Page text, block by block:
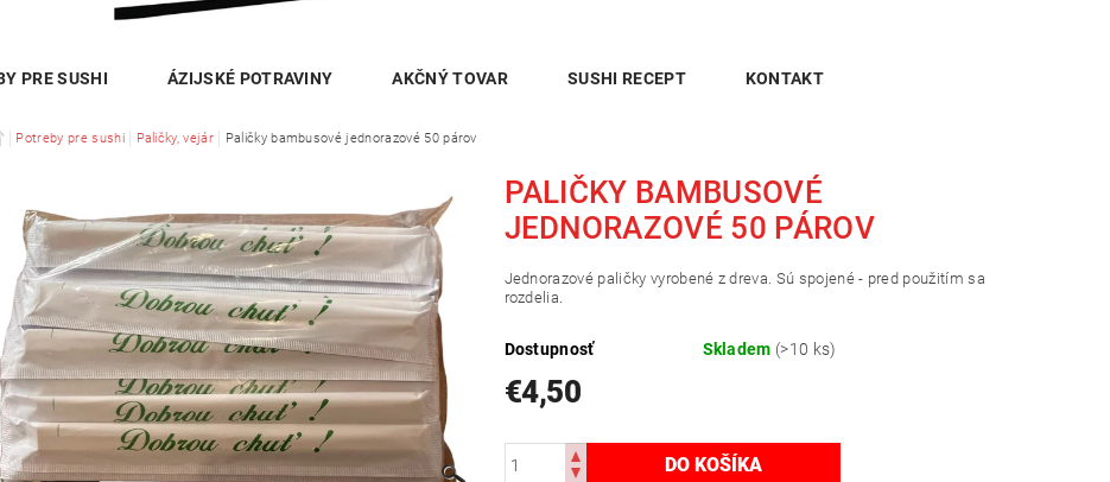
PRE SUSHI ÁZIJSKÉ POTRAVINY AKČNÝ TOVAR SUSHI RECEPT KONTAKT
Potreby pre sushi Paličky, vejár Paličky bambusové jednorazové 50 párov
PALIČKY BAMBUSOVÉ
JEDNORAZOVÉ 50 PÁROV
Jednorazové paličky vyrobené z dreva. Sú spojené - pred použitím sa
rozdelia.
Dostupnosť Skladem (>10 ks)
€4,50